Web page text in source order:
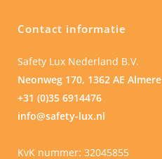
Contact informatie
Safety Lux Nederland B.V.
Neonweg 170, 1362 AE Almere
+31 (0)35 6914476
info@safety-lux.nl
KvK nummer: 32045855